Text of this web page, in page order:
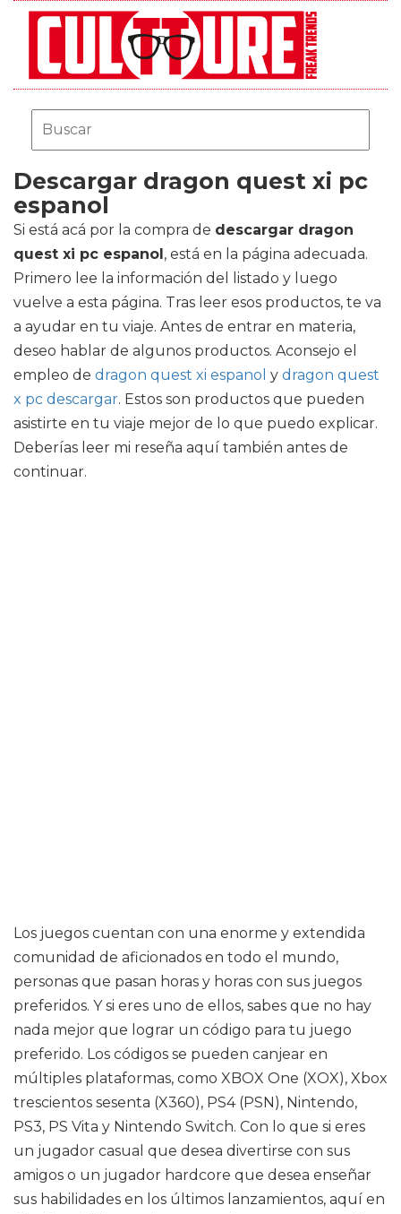
Descargar dragon quest xi pc
espanol
Si está acá por la compra de descargar dragon
quest xi pc espanol, está en la página adecuada.
Primero lee la información del listado y luego
vuelve a esta página. Tras leer esos productos, te va
a ayudar en tu viaje. Antes de entrar en materia,
deseo hablar de algunos productos. Aconsejo el
empleo de dragon quest xi espanol y dragon quest
x pc descargar. Estos son productos que pueden
asistirte en tu viaje mejor de lo que puedo explicar.
Deberías leer mi reseña aquí también antes de
continuar.
Los juegos cuentan con una enorme y extendida
comunidad de aficionados en todo el mundo,
personas que pasan horas y horas con sus juegos
preferidos. Y si eres uno de ellos, sabes que no hay
nada mejor que lograr un código para tu juego
preferido. Los códigos se pueden canjear en
múltiples plataformas, como XBOX One (XOX), Xbox
trescientos sesenta (X360), PS4 (PSN), Nintendo,
PS3, PS Vita y Nintendo Switch. Con lo que si eres
un jugador casual que desea divertirse con sus
amigos o un jugador hardcore que desea enseñar
sus habilidades en los últimos lanzamientos, aquí en